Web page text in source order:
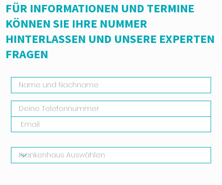
FÜR INFORMATIONEN UND TERMINE
KÖNNEN SIE IHRE NUMMER
HINTERLASSEN UND UNSERE EXPERTEN
FRAGEN